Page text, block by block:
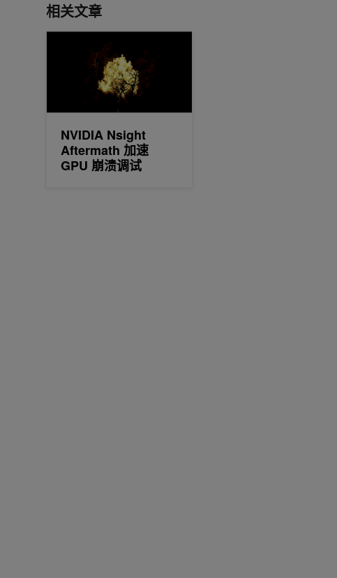
相关文章
NVIDIA Nsight
Aftermath 加速
GPU 崩溃调试
NVIDIA Nsight Aftermath 加速 GPU 崩溃调试